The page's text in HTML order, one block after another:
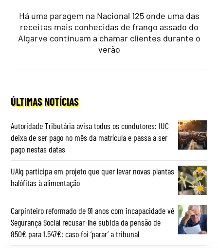
Há uma paragem na Nacional 125 onde uma das
receitas mais conhecidas de frango assado do
Algarve continuam a chamar clientes durante o
verão
ÚLTIMAS NOTÍCIAS
Autoridade Tributária avisa todos os condutores: IUC
deixa de ser pago no mês da matrícula e passa a ser
pago nestas datas
UAlg participa em projeto que quer levar novas plantas
halófitas à alimentação
Carpinteiro reformado de 91 anos com incapacidade vê
Segurança Social recusar-lhe subida da pensão de
850€ para 1.547€: caso foi ‘parar’ a tribunal